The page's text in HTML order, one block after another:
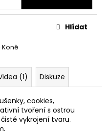
Koně
Hlídat
(1) Diskuze
cookies,
tvoření s ostrou
vykrojení tvaru.